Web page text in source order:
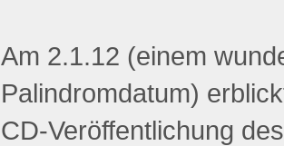
Am 2.1.12 (einem
Palindromdatum)
CD-Veröffentlichung